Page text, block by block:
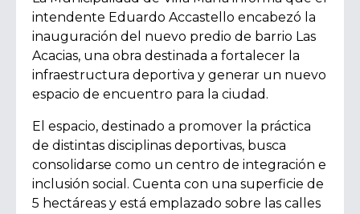
intendente Eduardo Accastello encabezó la
inauguración del nuevo predio de barrio Las
Acacias, una obra destinada a fortalecer la
infraestructura deportiva y generar un nuevo
espacio de encuentro para la ciudad.
El espacio, destinado a promover la práctica
de distintas disciplinas deportivas, busca
consolidarse como un centro de integración e
inclusión social. Cuenta con una superficie de
5 hectáreas y está emplazado sobre las calles